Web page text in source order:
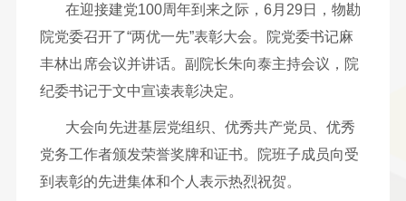
在迎接建党100周年到来之际，6月29日，物勘
院党委召开了“两优一先”表彰大会。院党委书记麻
丰林出席会议并讲话。副院长朱向泰主持会议，院
纪委书记于文中宣读表彰决定。
大会向先进基层党组织、优秀共产党员、优秀
党务工作者颁发荣誉奖牌和证书。院班子成员向受
到表彰的先进集体和个人表示热烈祝贺。